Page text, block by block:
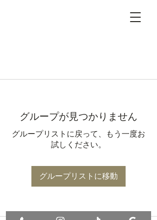
グループが見つかりません
グループリストに戻って、もう一度お
試しください。
グループリストに移動